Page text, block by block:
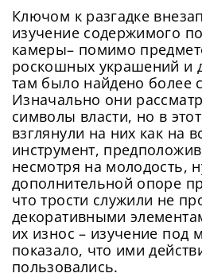
Ключом к разгадке
изучение содержимого
камеры– помимо
роскошных украшений и
там было найдено более
Изначально они
символы власти, но в
взглянули на них как на
инструмент,
несмотря на молодость,
дополнительной опоре
что трости служили не
декоративными
их износ – изучение под
показало, что ими
пользовались.